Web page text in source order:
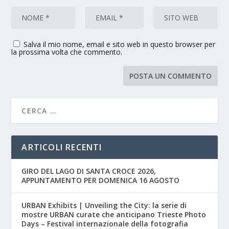
Salva il mio nome, email e sito web in questo browser per
la prossima volta che commento.
ARTICOLI RECENTI
GIRO DEL LAGO DI SANTA CROCE 2026,
APPUNTAMENTO PER DOMENICA 16 AGOSTO
URBAN Exhibits | Unveiling the City: la serie di
mostre URBAN curate che anticipano Trieste Photo
Days – Festival internazionale della fotografia